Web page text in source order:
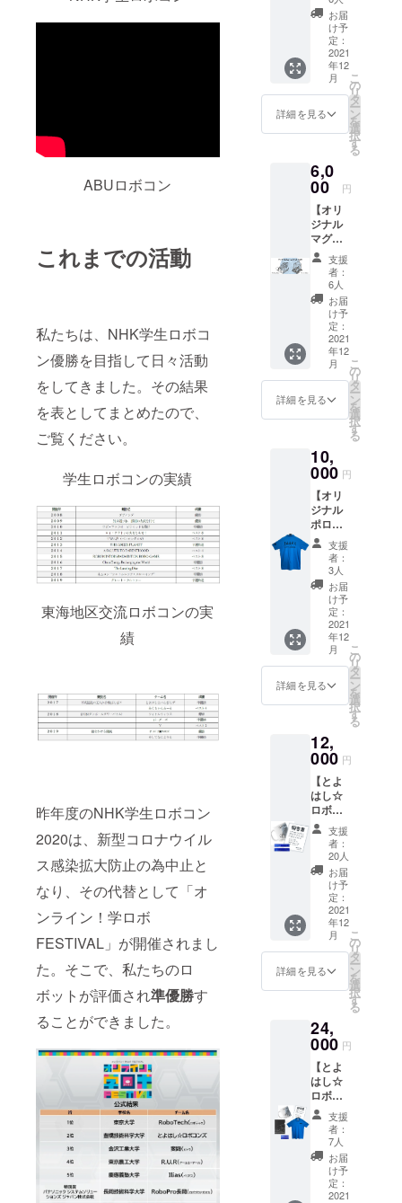
ABUロボコン
これまでの活動
私たちは、NHK学生ロボコ
ン優勝を目指して日々活動
をしてきました。その結果
を表としてまとめたので、
ご覧ください。
学生ロボコンの実績
東海地区交流ロボコンの実
績
昨年度のNHK学生ロボコン
2020は、新型コロナウイル
ス感染拡大防止の為中止と
なり、その代替として「オ
ンライン！学ロボ
FESTIVAL」が開催されまし
た。そこで、私たちのロ
ボットが評価され準優勝す
ることができました。
には、
確定申
告の際
に、国
立大学
法人豊
科学大
学が発
をもっ
て確定
申告を
してい
ただく
必要が
ござい
ます。
領収書
は12月
頃の発
送を予
定して
いま
す。 ※
は
CAMPF
IREでは
立大学
法人豊
橋技術
科学大
学が発
行・郵
送いた
しま
す。
「寄附
金控
除」を
お受け
いただ
くため
には、
確定申
法人豊
橋技術
科学大
学が発
行した
領収書
をもっ
て確定
申告を
してい
ただく
必要が
ござい
ます。
領収書
頃の発
送を予
す。 ※
領収書
は
CAMPF
IREでは
なく国
立大学
法人豊
橋技術
科学大
学が発
行・郵
送いた
しま
す。
・グ
レー
ト・ウ
トゥー
（幻の
MR2.ve
r） ・
RUGBY
壺 お好
きなデ
ザイン
をお選
びくだ
さい。
※デザイ
ン「投
壺」に
関しま
して全
国大会
を控え
ている
為、デ
ザイン
開示は
ます。
※リター
ン品の
納期が
大会の
延期に
より遅
れる場
合がご
ざいま
す。ご
理解の
ほどよ
ろしく
お願い
す。 ※
デザイ
る場合
がござ
いま
す。
「本プ
ロジェ
クトへ
のご寄
付は、
国立大
学法人
豊橋技
術科学
大学へ
の寄附
り、弊
法人が
及び領
収書発
行を行
いま
す。 こ
のプロ
ジェク
トの寄
附は寄
附金控
除の対
象にな
コンズ
の大会
までの
活動、
ロボッ
トの仕
様 工夫
点や動
画リン
ク付き
が盛り
込まれ
ており
ます。
電子
データ
でお送
りいた
しま
す。 ※
リター
ン品の
納期が
大会の
延期に
より遅
れる場
理解の
ほどよ
ろしく
お願い
しま
す。
「本プ
ロジェ
クトへ
のご寄
付は、
国立大
学法人
豊橋技
術科学
大学へ
の寄附
寄附金
の受付
及び領
収書発
行を行
いま
す。 こ
のプロ
ジェク
トの寄
附は寄
附金控
除の対
象にな
りま
「寄附
金控
いただ
くため
には、
確定申
告の際
に、国
立大学
法人豊
橋技術
科学大
学が発
行した
お届
け予
定：
2021
年12
月
詳細を見る
こ
の
リ
タ
ー
ン
を
選
択
す
る
6,0
00 円
【オリ
ジナル
マグ
カップ
2021】
とよは
し☆ロ
ボコン
ズ特製
マグ
カップ
です。
※デザイ
ンは現
在開発
中
年度）
のロ
ボット
となり
ます。
※リター
ン品の
納期が
大会の
延期に
より遅
れる場
合がご
ざいま
す。ご
理解の
ほどよ
す。
「本プ
ロジェ
クトへ
のご寄
付は、
国立大
学法人
豊橋技
術科学
大学へ
の寄附
とな
り、弊
法人が
寄附金
の受付
いま
す。 こ
のプロ
ジェク
トの寄
附は寄
附金控
除の対
象にな
りま
す。
「寄附
支援
者：
6人
お届
け予
定：
2021
年12
月
詳細を見る
こ
の
リ
タ
ー
ン
を
選
択
す
る
10,
000 円
【オリ
ジナル
ポロ
シャ
ツ】 と
よはし
☆ロボ
コンズ
伝統の
ポロ
シャツ
です。
サイ
ズ：
SS~LL
＊ご希
イズを
お選び
くださ
い。 カ
ラー：
ブルー
「本プ
ロジェ
クトへ
のご寄
付は、
国立大
学法人
豊橋技
術科学
大学へ
の寄附
寄附金
の受付
及び領
収書発
行を行
いま
す。 こ
のプロ
ジェク
トの寄
附は寄
附金控
除の対
支援
者：
3人
お届
け予
定：
2021
年12
月
詳細を見る
こ
の
リ
タ
ー
ン
を
選
択
す
る
12,
000 円
【とよ
はし☆
ロボコ
ンズ応
援Aセッ
ト】 ・
2021活
動報告
書 ・オ
リジナ
ルマグ
カップ
・定規
とよは
し☆ロ
ボコン
援グッ
ズセッ
トで
す。 個
別の購
入より
もとて
もお安
くなっ
ており
ます。
※リター
ン品の
支援
者：
20人
お届
け予
定：
2021
年12
月
詳細を見る
こ
の
リ
タ
ー
ン
を
選
択
す
る
24,
000 円
【とよ
はし☆
ロボコ
ンズ応
援Bセッ
ト】 ・
2021年
度報告
書 ・ポ
ロシャ
支援
者：
7人
お届
け予
定：
2021